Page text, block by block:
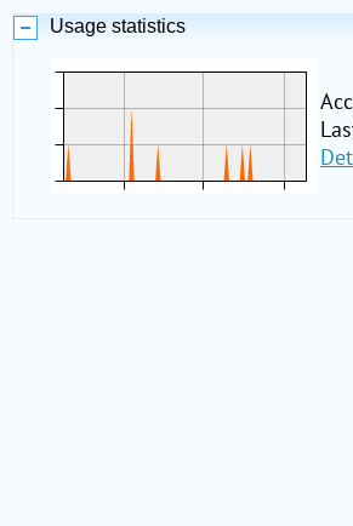
Usage statistics